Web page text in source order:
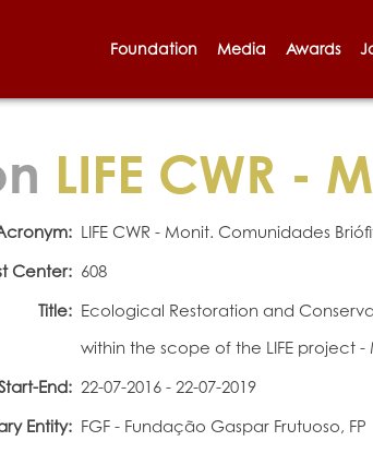
Foundation Media Awards
LIFE CWR -
LIFE CWR - Monit. Comunidades
Center: 608
Title: Ecological Restoration and
within the scope of the LIFE project
End: 22-07-2016 - 22-07-2019
Entity: FGF - Fundação Gaspar Frutuoso, FP